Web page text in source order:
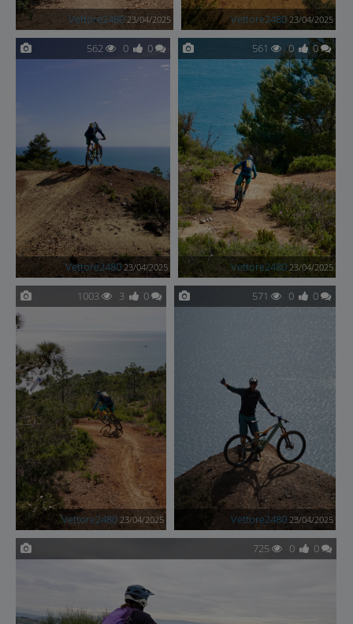
Vettore2480 23/04/2025 Vettore2480 23/04/2025
562 0 0
Vettore2480 23/04/2025
561 0 0
Vettore2480 23/04/2025
1003 3 0
Vettore2480 23/04/2025
571 0 0
Vettore2480 23/04/2025
725 0 0